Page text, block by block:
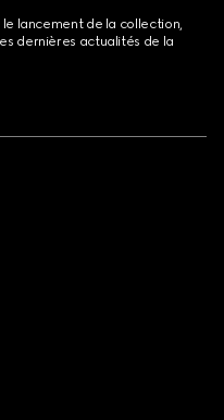
lancement de la collection,
dernières actualités de la